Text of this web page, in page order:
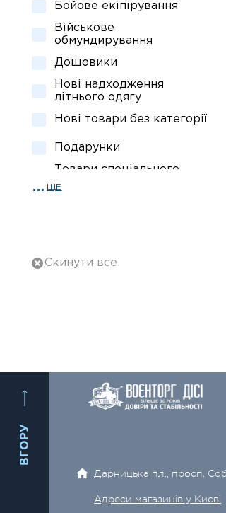
Бойове екіпірування
Військове
обмундирування
Дощовики
Нові надходження
літнього одягу
Нові товари без категорії
Подарунки
Товари спеціального
призначення
Тактичне спорядження
Полювання та туризм
Зброя та Набої
ЩЕ
ВГОРУ
Дарницька пл., просп.
Адреси магазинів у Києві